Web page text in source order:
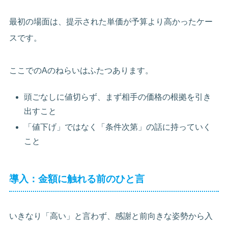
最初の場面は、提示された単価が予算より高かったケー
スです。
ここでのAのねらいはふたつあります。
頭ごなしに値切らず、まず相手の価格の根拠を引き
出すこと
「値下げ」ではなく「条件次第」の話に持っていく
こと
導入：金額に触れる前のひと言
いきなり「高い」と言わず、感謝と前向きな姿勢から入